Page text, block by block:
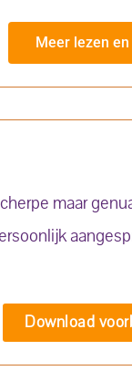
Meer lezen
maar
Download